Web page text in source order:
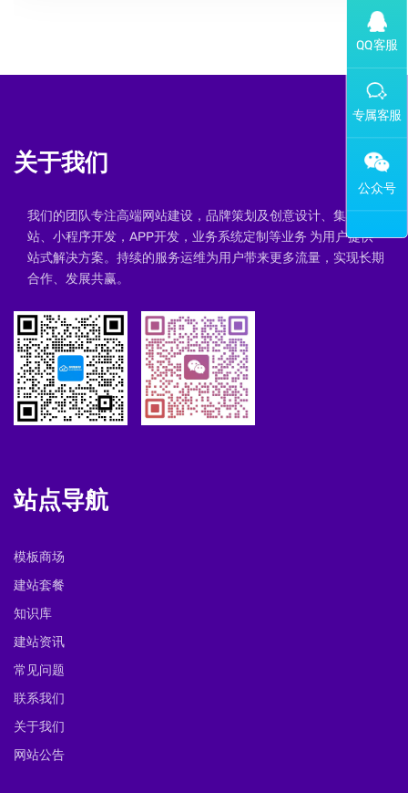
关于我们
我们的团队专注高端网站建设，品牌策划及创意设计、集群建
站、小程序开发，APP开发，业务系统定制等业务 为用户提供一
站式解决方案。持续的服务运维为用户带来更多流量，实现长期
合作、发展共赢。
站点导航
模板商场
建站套餐
知识库
建站资讯
常见问题
联系我们
关于我们
网站公告